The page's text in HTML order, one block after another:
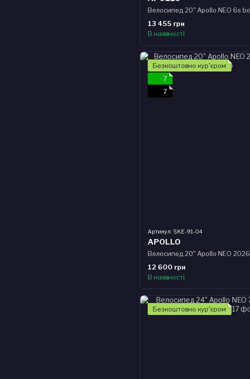
13 455 грн
В наявності
Безкоштовно кур'єром
7
7
Артикул: SKE-91-04
APOLLO
Велосипед 20" Apollo NEO 2026
12 600 грн
В наявності
Безкоштовно кур'єром